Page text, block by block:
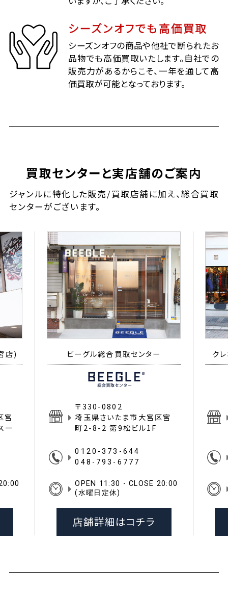
シーズンオフでも高価買取
シーズンオフの商品や他社で断られたお
品物でも高価買取いたします。自社での
販売力があるからこそ、一年を通して高
価買取が可能となっております。
買取センターと実店舗のご案内
ジャンルに特化した販売/買取店舗に加え、総合買取
センターがございます。
店)
宮
一
ビーグル総合買取センター
〒330-0802
埼玉県さいたま市大宮区宮
町2-8-2 第9松ビル1F
0120-373-644
048-793-6777
OPEN 11:30 - CLOSE 20:00
(水曜日定休)
店舗詳細はコチラ
ク